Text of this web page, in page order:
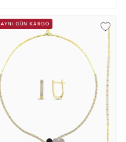
AYNI GÜN KARGO